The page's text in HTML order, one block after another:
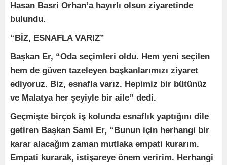
Hasan Basri Orhan’a hayırlı olsun ziyaretinde
bulundu.
“BİZ, ESNAFLA VARIZ”
Başkan Er, “Oda seçimleri oldu. Hem yeni seçilen
hem de güven tazeleyen başkanlarımızı ziyaret
ediyoruz. Biz, esnafla varız. Hepimiz bir bütünüz
ve Malatya her şeyiyle bir aile” dedi.
Geçmişte birçok iş kolunda esnaflık yaptığını dile
getiren Başkan Sami Er, “Bunun için herhangi bir
karar alacağım zaman mutlaka empati kurarım.
Empati kurarak, istişareye önem veririm. Herhangi